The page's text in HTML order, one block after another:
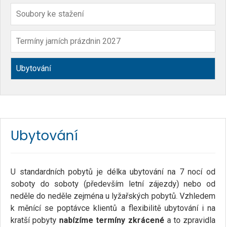
Soubory ke stažení
Termíny jarních prázdnin 2027
Ubytování
Ubytování
U standardních pobytů je délka ubytování na 7 nocí od
soboty do soboty (především letní zájezdy) nebo od
neděle do neděle zejména u lyžařských pobytů. Vzhledem
k měnící se poptávce klientů a flexibilitě ubytování i na
kratší pobyty nabízíme termíny zkrácené a to zpravidla